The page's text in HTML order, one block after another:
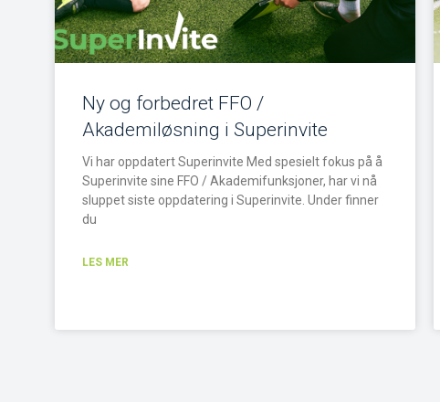
Ny og forbedret FFO /
Akademiløsning i Superinvite
Vi har oppdatert Superinvite Med spesielt fokus på å
Superinvite sine FFO / Akademifunksjoner, har vi nå
sluppet siste oppdatering i Superinvite. Under finner
du
LES MER